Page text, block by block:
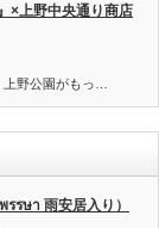
×上野中央通り商店
野公園がもっ…
รษา 雨安居入り）